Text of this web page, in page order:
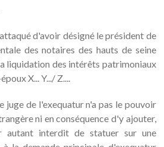
d'avoir désigné le président de
des notaires des hauts de seine
liquidation des intérêts patrimoniaux
X... Y.../ Z....
juge de l'exequatur n'a pas le pouvoir
ni en conséquence d'y ajouter,
interdit de statuer sur une